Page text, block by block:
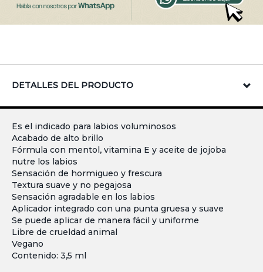
DETALLES DEL PRODUCTO
Es el indicado para labios voluminosos
Acabado de alto brillo
Fórmula con mentol, vitamina E y aceite de jojoba
nutre los labios
Sensación de hormigueo y frescura
Textura suave y no pegajosa
Sensación agradable en los labios
Aplicador integrado con una punta gruesa y suave
Se puede aplicar de manera fácil y uniforme
Libre de crueldad animal
Vegano
Contenido: 3,5 ml